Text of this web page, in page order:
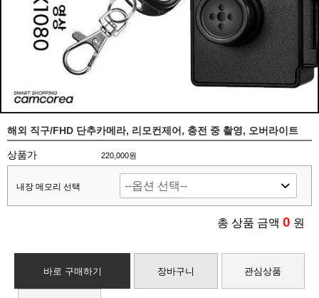
해외 직구/FHD 단추카메라, 리모컨제어, 충전 중 촬영, 오버라이트
상품가 220,000원
내장 메모리 선택
총 상품 금액 0 원
바로 구매하기 장바구니 관심상품